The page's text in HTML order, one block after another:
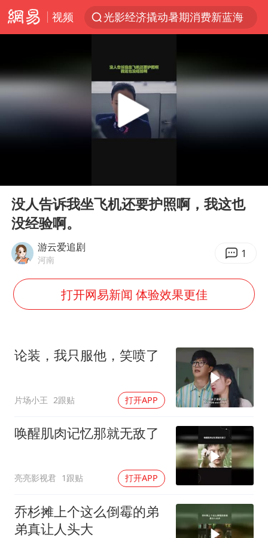
视频
光影经济撬动暑期消费新蓝海
郑丽文：台湾从来没有“独立”过
情侣平潭拍日出坠崖1死1伤
台当局重金为“台独”织“皇帝新衣”
白海豚将正面袭击贯穿浙江
黄金牛市回来了吗
乐享全民健身 共筑健康中国
Play
没人告诉我坐飞机还要护照啊，我这也
没经验啊。
游云爱追剧
河南 1
打开网易新闻 体验效果更佳
论装，我只服他，笑喷了
片场小王 2跟贴 打开APP
唤醒肌肉记忆那就无敌了
亮亮影视君 1跟贴 打开APP
乔杉摊上个这么倒霉的弟
弟真让人头大